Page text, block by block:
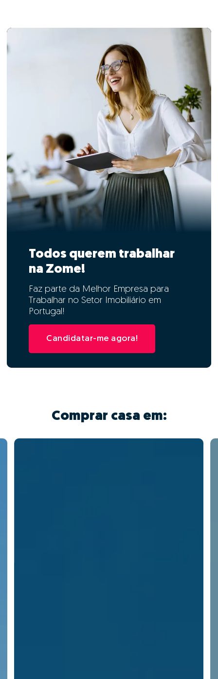
Todos querem trabalhar
na Zome!
Faz parte da Melhor Empresa para
Trabalhar no Setor Imobiliário em
Portugal!
Candidatar-me agora!
Comprar casa em: